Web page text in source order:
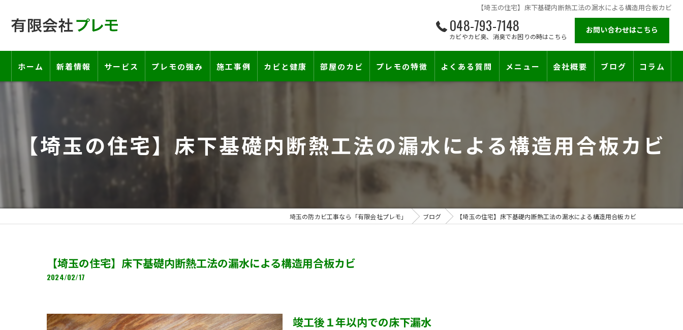
【埼玉の住宅】床下基礎内断熱工法の漏水による構造用合板カビ
048-793-7148
カビやカビ臭、消臭でお困りの時はこちら
お問い合わせはこちら
ホーム 新着情報 サービス プレモの強み 施工事例 カビと健康 部屋のカビ
壁紙カビ・壁紙下地のカビ
『またか…』の天井結露クレームに終止符を。賃貸オーナー様が最後に頼る専門工事
半地下・地下室のカビ
押入れ・収納・クローゼットのカビ
プレモの特徴
漏水事故のカビ
部屋の除菌消臭
よくある質問 メニュー 会社概要 ブログ コラム
【埼玉の住宅】床下基礎内断熱工法の漏水による構造用合板カビ
埼玉の防カビ工事なら「有限会社プレモ」 ブログ 【埼玉の住宅】床下基礎内断熱工法の漏水による構造用合板カビ
【埼玉の住宅】床下基礎内断熱工法の漏水による構造用合板カビ
2024/02/17
竣工後１年以内での床下漏水